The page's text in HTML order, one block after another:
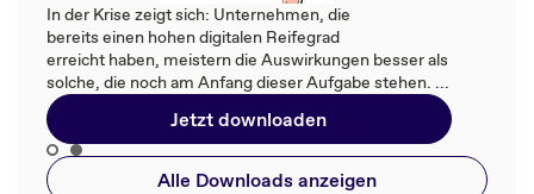
In der Krise zeigt sich: Unternehmen, die
bereits einen hohen digitalen Reifegrad
erreicht haben, meistern die Auswirkungen besser als
solche, die noch am Anfang dieser Aufgabe stehen. ...
Jetzt downloaden
Alle Downloads anzeigen